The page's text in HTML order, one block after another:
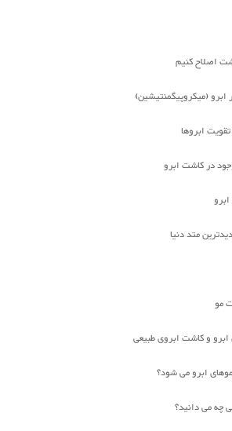
اصلاح کنیم
(میکروپیگمنتیشین)
ابروها
در کاشت ابرو
متد دنیا
مو
و کاشت ابروی طبیعی
ابرو می شود؟
چه می دانید؟